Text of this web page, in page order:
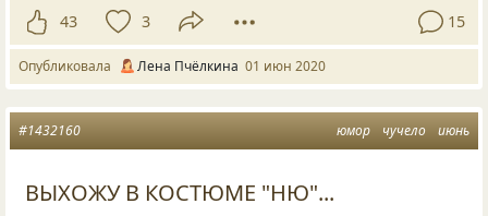
43 3 15
Опубликовала Лена Пчёлкина 01 июн 2020
юмор чучело июнь
#1432160
ВЫХОЖУ В КОСТЮМЕ "НЮ"...